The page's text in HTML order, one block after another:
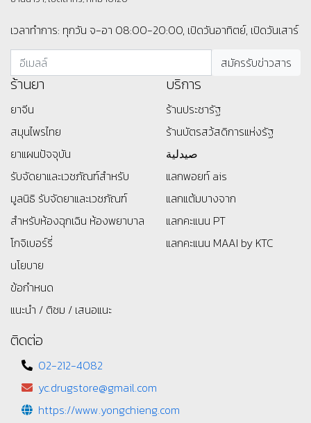
เวลาทำการ: ทุกวัน จ-อา 08:00-20:00, เปิดวันอาทิตย์, เปิดวันเสาร์
ร้านยา
ยาจีน
สมุนไพรไทย
ยาแผนปัจจุบัน
รับจัดยาและเวชภัณฑ์สำหรับ
มูลนิธิ รับจัดยาและเวชภัณฑ์
สำหรับห้องฉุกเฉิน ห้องพยาบาล
โกจิเบอร์รี่
นโยบาย
ข้อกำหนด
แนะนำ / ติชม / เสนอแนะ
บริการ
ร้านประชารัฐ
ร้านบัตรสว้สดิการแห่งรัฐ
صيدلية
แลกพอยท์ ais
แลกแต้มบางจาก
แลกคะแนน PT
แลกคะแนน MAAI by KTC
ติดต่อ
02-212-4082
yc.drugstore@gmail.com
https://www.yongchieng.com